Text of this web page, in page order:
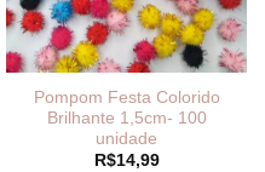
Pompom Festa Colorido
Brilhante 1,5cm- 100
unidade
R$14,99